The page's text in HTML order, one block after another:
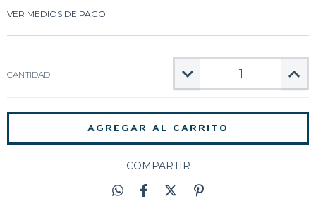
VER MEDIOS DE PAGO
CANTIDAD
COMPARTIR